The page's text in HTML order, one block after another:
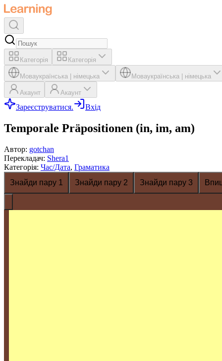
Категорія Категорія
Моваукраїнська німецька Моваукраїнська німецька
Акаунт Акаунт
Зареєструватися. Вхід
Temporale Präpositionen (in, im, am)
Автор: gotchan
Перекладач: Shera1
Категорія: Час/Дата, Граматика
Знайди пару 1
Знайди пару 2 Знайди пару 3